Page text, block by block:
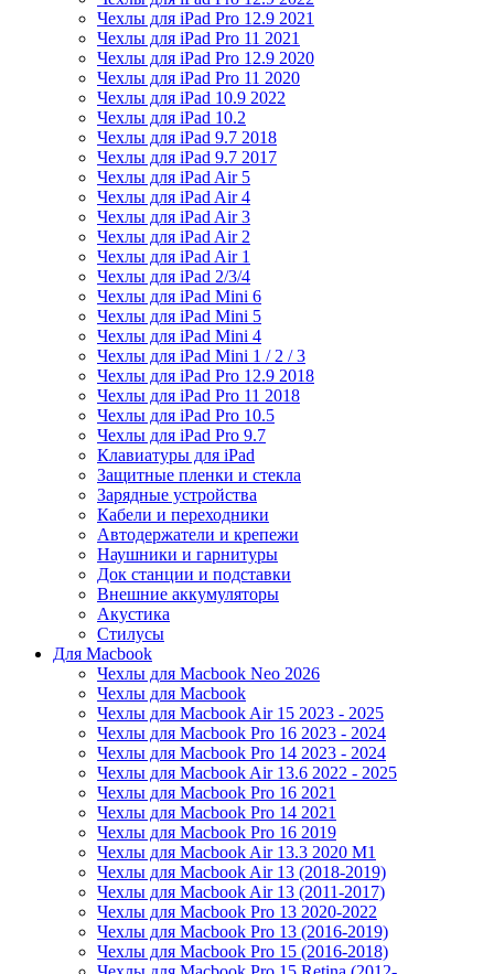
Чехлы для iPad Pro 12.9 2021
Чехлы для iPad Pro 11 2021
Чехлы для iPad Pro 12.9 2020
Чехлы для iPad Pro 11 2020
Чехлы для iPad 10.9 2022
Чехлы для iPad 10.2
Чехлы для iPad 9.7 2018
Чехлы для iPad 9.7 2017
Чехлы для iPad Air 5
Чехлы для iPad Air 4
Чехлы для iPad Air 3
Чехлы для iPad Air 2
Чехлы для iPad Air 1
Чехлы для iPad 2/3/4
Чехлы для iPad Mini 6
Чехлы для iPad Mini 5
Чехлы для iPad Mini 4
Чехлы для iPad Mini 1 / 2 / 3
Чехлы для iPad Pro 12.9 2018
Чехлы для iPad Pro 11 2018
Чехлы для iPad Pro 10.5
Чехлы для iPad Pro 9.7
Клавиатуры для iPad
Защитные пленки и стекла
Зарядные устройства
Кабели и переходники
Автодержатели и крепежи
Наушники и гарнитуры
Док станции и подставки
Внешние аккумуляторы
Акустика
Стилусы
Для Macbook
Чехлы для Macbook Neo 2026
Чехлы для Macbook
Чехлы для Macbook Air 15 2023 - 2025
Чехлы для Macbook Pro 16 2023 - 2024
Чехлы для Macbook Pro 14 2023 - 2024
Чехлы для Macbook Air 13.6 2022 - 2025
Чехлы для Macbook Pro 16 2021
Чехлы для Macbook Pro 14 2021
Чехлы для Macbook Pro 16 2019
Чехлы для Macbook Air 13.3 2020 M1
Чехлы для Macbook Air 13 (2018-2019)
Чехлы для Macbook Air 13 (2011-2017)
Чехлы для Macbook Pro 13 2020-2022
Чехлы для Macbook Pro 13 (2016-2019)
Чехлы для Macbook Pro 15 (2016-2018)